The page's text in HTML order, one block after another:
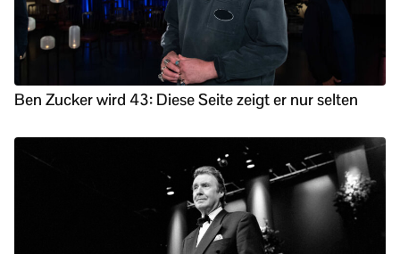
Ben Zucker wird 43: Diese Seite zeigt er nur selten